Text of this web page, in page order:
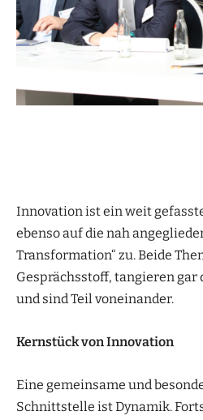
Innovation ist ein weit
ebenso auf die nah
Transformation“ zu. Beide
Gesprächsstoff, tangieren gar
und sind Teil voneinander.
Kernstück von Innovation
Eine gemeinsame und
Schnittstelle ist Dynamik.